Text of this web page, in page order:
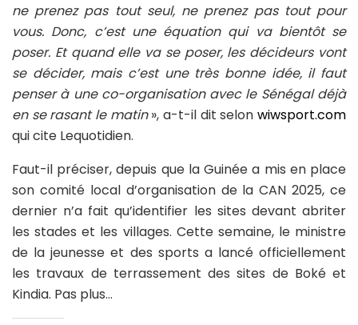
ne prenez pas tout seul, ne prenez pas tout pour
vous. Donc, c’est une équation qui va bientôt se
poser. Et quand elle va se poser, les décideurs vont
se décider, mais c’est une très bonne idée, il faut
penser à une co-organisation avec le Sénégal déjà
en se rasant le matin», a-t-il dit selonwiwsport.com
qui cite Lequotidien.
Faut-il préciser, depuis que la Guinée a mis en place
son comité local d’organisation de la CAN 2025, ce
dernier n’a fait qu’identifier les sites devant abriter
les stades et les villages. Cette semaine, le ministre
de la jeunesse et des sports a lancé officiellement
les travaux de terrassement des sites de Boké et
Kindia. Pas plus…